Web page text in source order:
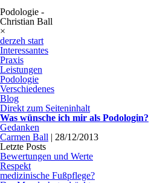
Podologie -
Christian Ball
×
derzeh start
Interessantes
Praxis
Leistungen
Podologie
Verschiedenes
Blog
Direkt zum Seiteninhalt
Was wünsche ich mir als Podologin?
Gedanken
Carmen Ball | 28/12/2013
Letzte Posts
Bewertungen und Werte
Respekt
medizinische Fußpflege?